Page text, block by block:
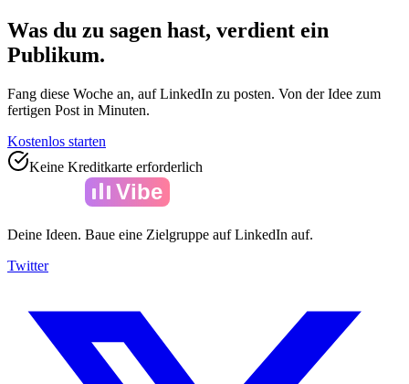
Was du zu sagen hast, verdient ein
Publikum.
Fang diese Woche an, auf LinkedIn zu posten. Von der Idee zum
fertigen Post in Minuten.
Kostenlos starten
Keine Kreditkarte erforderlich
Vibe
Deine Ideen. Baue eine Zielgruppe auf LinkedIn auf.
Twitter